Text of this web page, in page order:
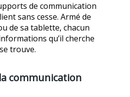
de communication
sans cesse. Armé de
de sa tablette, chacun
qu’il cherche
trouve.
communication